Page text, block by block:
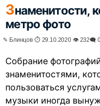
Знаменитости,
метро фото
✎ Блинцов ⏱ 29.10.2020 👁 232🗨
Собрание
знаменитостями,
пользоваться
музыки иногда